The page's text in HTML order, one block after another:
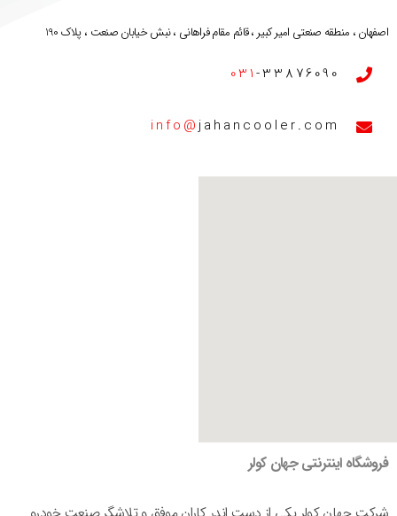
اصفهان ، منطقه صنعتی امیر کبیر ، قائم مقام فراهانی ، نبش خیابان صنعت ، پلاک 190
031-33876090
info@jahancooler.com
فروشگاه اینترنتی جهان کولر